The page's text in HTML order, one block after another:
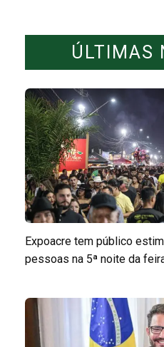
ÚLTIMAS
Expoacre tem público
pessoas na 5ª noite da